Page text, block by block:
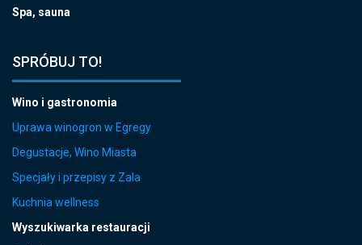
Spa, sauna
SPRÓBUJ TO!
Wino i gastronomia
Uprawa winogron w Egregy
Degustacje, Wino Miasta
Specjały i przepisy z Zala
Kuchnia wellness
Wyszukiwarka restauracji